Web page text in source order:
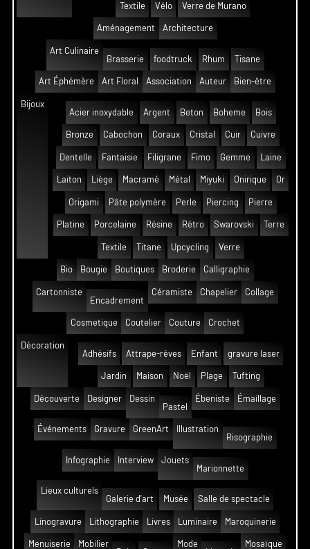
Textile Vélo Verre de Murano
Aménagement Architecture
Art Culinaire
Brasserie
foodtruck Rhum Tisane
Art Éphémère Art Floral Association Auteur Bien-être
Bijoux
Acier inoxydable
Argent Beton Boheme Bois
Bronze Cabochon Coraux Cristal Cuir Cuivre
Dentelle Fantaisie Filigrane Fimo Gemme Laine
Laiton Liège Macramé Métal Miyuki Onirique Or
Origami Pâte polymère Perle Piercing Pierre
Platine Porcelaine Résine Rétro Swarovski Terre
Textile Titane Upcycling Verre
Bio Bougie Boutiques Broderie Calligraphie
Cartonniste
Encadrement
Céramiste Chapelier Collage
Cosmetique Coutelier Couture Crochet
Décoration
Adhésifs
Attrape-rêves Enfant gravure laser
Jardin Maison Noël Plage Tufting
Découverte Designer
Dessin
Pastel
Ébeniste Émaillage
Événements Gravure GreenArt
Illustration
Risographie
Infographie Interview
Jouets
Marionnette
Lieux culturels
Galerie d'art
Musée Salle de spectacle
Linogravure Lithographie Livres Luminaire Maroquinerie
Menuiserie
Mobilier
Mode
Mosaïque